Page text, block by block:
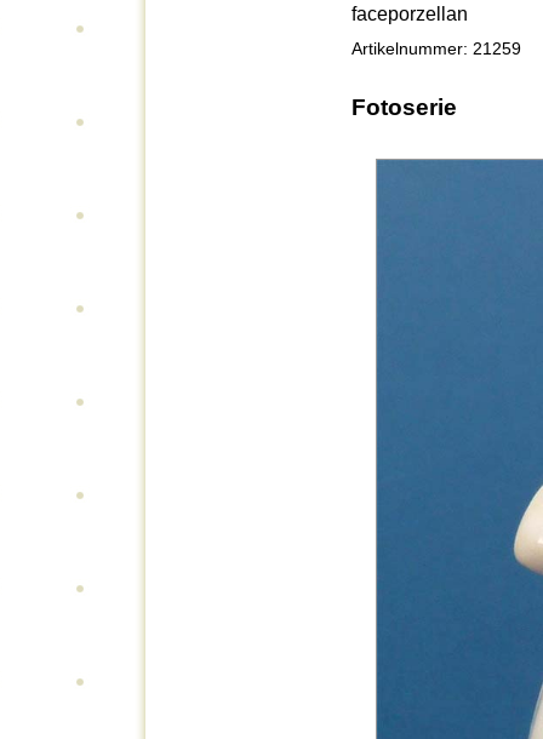
faceporzellan
Artikelnummer: 21259
Fotoserie